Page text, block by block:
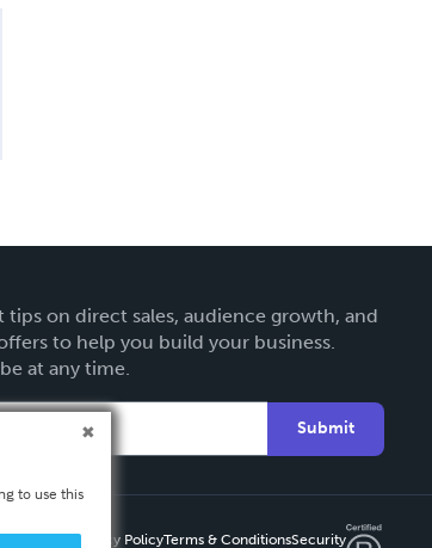
tips on direct sales, audience growth, and
to help you build your business.
at any time.
Submit
Privacy PolicyTerms & ConditionsSecurity
to use this